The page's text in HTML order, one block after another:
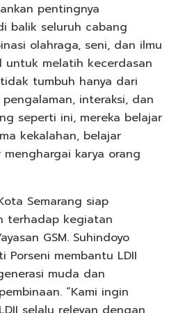
pentingnya
balik seluruh cabang
olahraga, seni, dan ilmu
untuk melatih kecerdasan
tumbuh hanya dari
interaksi, dan
seperti ini, mereka belajar
kekalahan, belajar
karya orang
Semarang siap
terhadap kegiatan
GSM. Suhindoyo
Porseni membantu LDII
muda dan
“Kami ingin